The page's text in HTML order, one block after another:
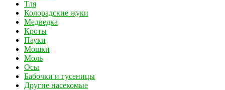
Тля
Колорадские жуки
Медведка
Кроты
Пауки
Мошки
Моль
Осы
Бабочки и гусеницы
Другие насекомые